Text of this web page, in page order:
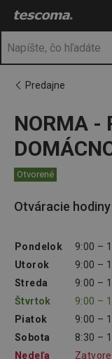
Nachádzate sa na
Predajne
NORMA -
Otvorené
Otváracie hodiny
Pondelok
9:00 –
Utorok
9:00 –
Streda
9:00 –
Štvrtok
9:00 –
Piatok
9:00 –
Sobota
8:30 –
Nedeľa